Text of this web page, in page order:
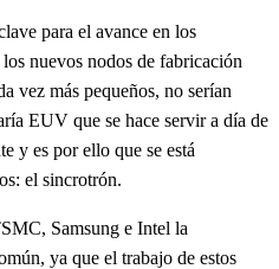
para el avance en los
nuevos nodos de fabricación
vez más pequeños, no serían
EUV que se hace servir a día de
y es por ello que se está
el sincrotrón.
Samsung e Intel la
ya que el trabajo de estos